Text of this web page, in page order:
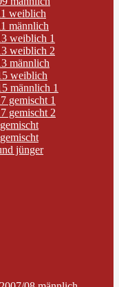
weiblich
männlich
weiblich 1
weiblich 2
männlich
weiblich
männlich 1
gemischt 1
gemischt 2
jünger